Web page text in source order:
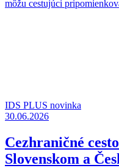
môžu cestujúci
IDS PLUS novinka
30.06.2026
Cezhraničné
Slovenskom a